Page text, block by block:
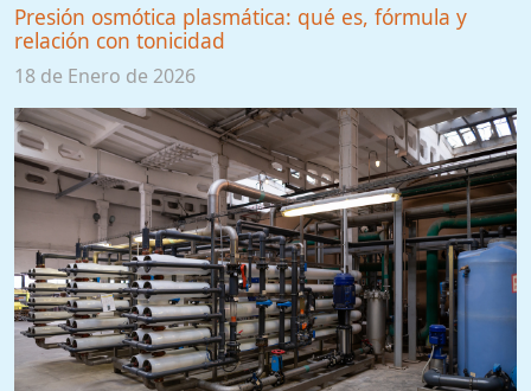
Presión osmótica plasmática: qué es, fórmula y
relación con tonicidad
18 de Enero de 2026